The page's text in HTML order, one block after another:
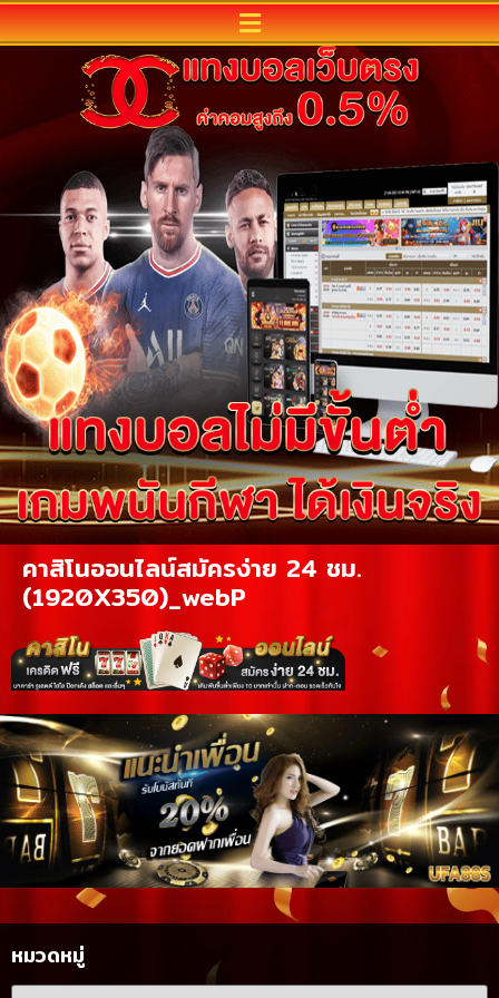
คาสิโนออนไลน์สมัครง่าย 24 ชม.
(1920X350)_webP
หมวดหมู่